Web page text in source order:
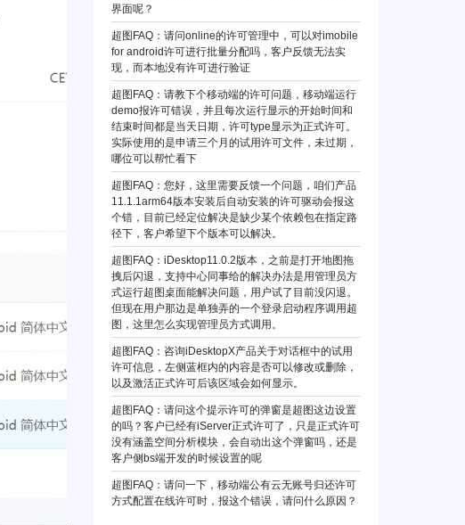
界面呢？
超图FAQ：请问online的许可管理中，可以对imobile
for android许可进行批量分配吗，客户反馈无法实
现，而本地没有许可进行验证
超图FAQ：请教下个移动端的许可问题，移动端运行
demo报许可错误，并且每次运行显示的开始时间和
结束时间都是当天日期，许可type显示为正式许可。
实际使用的是申请三个月的试用许可文件，未过期，
哪位可以帮忙看下
超图FAQ：您好，这里需要反馈一个问题，咱们产品
11.1.1arm64版本安装后自动安装的许可驱动会报这
个错，目前已经定位解决是缺少某个依赖包在指定路
径下，客户希望下个版本可以解决。
超图FAQ：iDesktop11.0.2版本，之前是打开地图拖
拽后闪退，支持中心同事给的解决办法是用管理员方
式运行超图桌面能解决问题，用户试了目前没闪退。
但现在用户那边是单独弄的一个登录启动程序调用超
图，这里怎么实现管理员方式调用。
超图FAQ：咨询iDesktopX产品关于对话框中的试用
许可信息，左侧蓝框内的内容是否可以修改或删除，
以及激活正式许可后该区域会如何显示。
超图FAQ：请问这个提示许可的弹窗是超图这边设置
的吗？客户已经有iServer正式许可了，只是正式许可
没有涵盖空间分析模块，会自动出这个弹窗吗，还是
客户侧bs端开发的时候设置的呢
超图FAQ：请问一下，移动端公有云无账号归还许可
方式配置在线许可时，报这个错误，请问什么原因？